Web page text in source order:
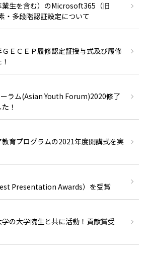
業生を含む）のMicrosoft365（旧
・多段階認証設定について
ＥＣＥＰ履修認定証授与式及び履修
ラム(Asian Youth Forum)2020修了
！
教育プログラムの2021年度開講式を実
Presentation Awards）を受賞
の大学院生と共に活動！貢献賞受